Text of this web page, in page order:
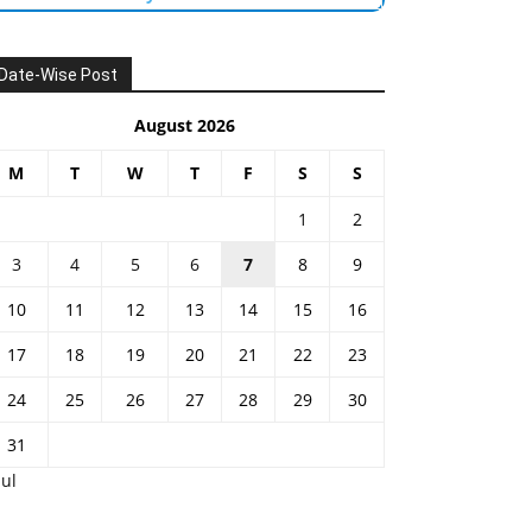
Wise Post
August 2026
M T W T F S S
1
2
3
4 5 6 7 8
9
10
11 12 13 14 15
16
17
18 19 20 21 22
23
24
25 26 27 28 29
30
31